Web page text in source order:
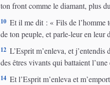
ton front comme le diamant, plus
10 Et il me dit : « Fils de l’homme
de ton peuple, et parle-leur en leur
12 L’Esprit m’enleva, et
des êtres vivants qui battaient
14 Et l’Esprit m’enleva et